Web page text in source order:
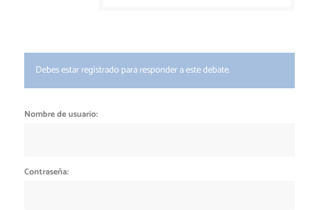
Debes estar registrado para responder a este debate.
Nombre de usuario:
Contraseña: